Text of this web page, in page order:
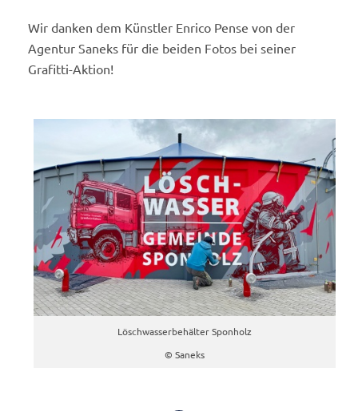
Wir danken dem Künstler Enrico Pense von der
Agentur Saneks für die beiden Fotos bei seiner
Grafitti-Aktion!
Löschwasserbehälter Sponholz
© Saneks